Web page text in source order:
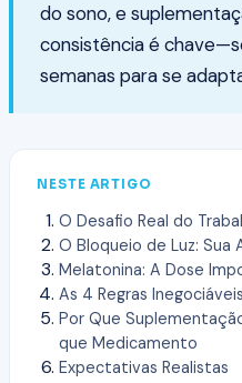
do sono, e
consistência é
semanas para se
NESTE ARTIGO
O Desafio Real do
O Bloqueio de Luz: Sua
Melatonina: A Dose
As 4 Regras Inegociáveis
Por Que
que Medicamento
Expectativas Realistas